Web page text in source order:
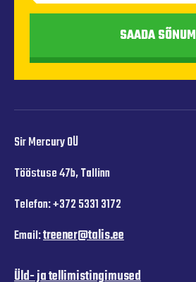
SAADA SÕNUM
Sir Mercury OÜ
Tööstuse 47b, Tallinn
Telefon: +372 5331 3172
Email:treener@talis.ee
Üld- ja tellimistingimused